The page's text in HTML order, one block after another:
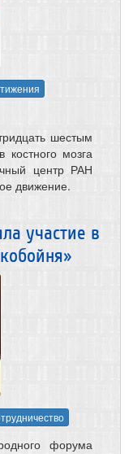
шестым
мозга
центр РАН
движение.
участие в
форума